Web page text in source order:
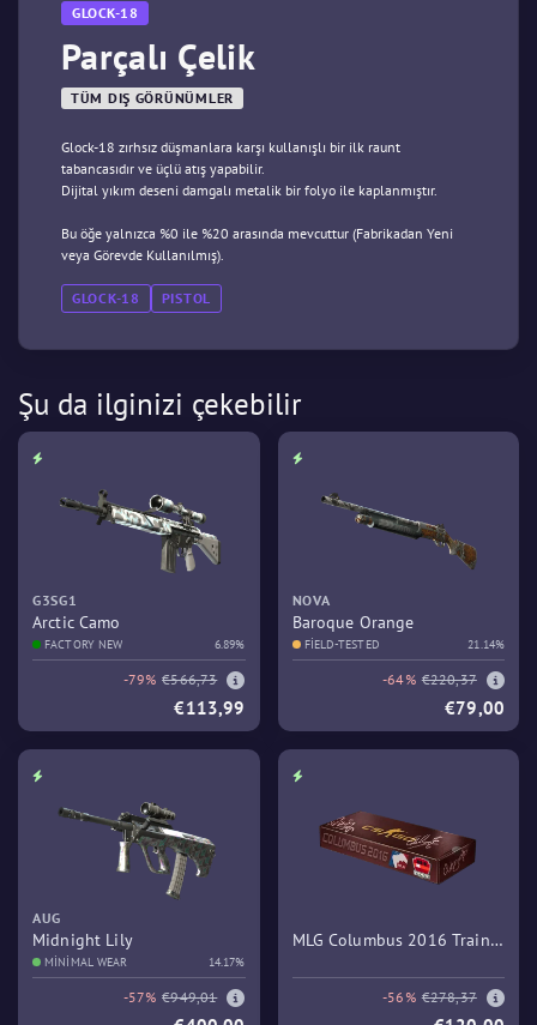
GLOCK-18
Parçalı Çelik
TÜM DIŞ GÖRÜNÜMLER
Glock-18 zırhsız düşmanlara karşı kullanışlı bir ilk raunt
tabancasıdır ve üçlü atış yapabilir.
Dijital yıkım deseni damgalı metalik bir folyo ile kaplanmıştır.
Bu öğe yalnızca %0 ile %20 arasında mevcuttur (Fabrikadan Yeni
veya Görevde Kullanılmış).
GLOCK-18 PISTOL
Şu da ilginizi çekebilir
G3SG1
Arctic Camo
FACTORY NEW 6.89%
-79% €566,73
€113,99
NOVA
Baroque Orange
FIELD-TESTED 21.14%
-64% €220,37
€79,00
AUG
Midnight Lily
MINIMAL WEAR 14.17%
-57% €949,01
MLG Columbus 2016 Train
-56% €278,37